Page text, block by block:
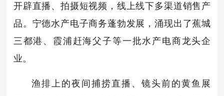
开辟直播、拍摄短视频，线上线下多渠道销售产
品。宁德水产电子商务蓬勃发展，涌现出了蕉城
三都港、霞浦赶海父子等一批水产电商龙头企
业。
渔排上的夜间捕捞直播、镜头前的黄鱼展